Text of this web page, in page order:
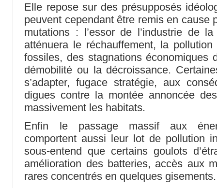
Elle repose sur des présupposés
peuvent cependant être remis en cause
mutations : l’essor de l’industrie de
atténuera le réchauffement, la
fossiles, des stagnations économiques
démobilité ou la décroissance.
s’adapter, fugace stratégie, aux
digues contre la montée annoncée
massivement les habitats.
Enfin le passage massif aux
comportent aussi leur lot de pollution
sous-entend que certains goulots
amélioration des batteries, accès aux
rares concentrés en quelques gisements.